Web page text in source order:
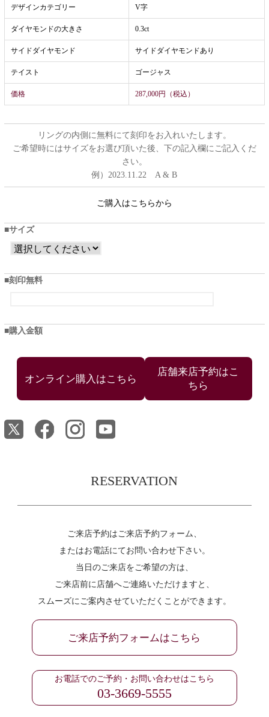
デザインカテゴリー V字
ダイヤモンドの大きさ 0.3ct
サイドダイヤモンド サイドダイヤモンドあり
テイスト ゴージャス
価格 287,000円（税込）
リングの内側に無料にて刻印をお入れいたします。
ご希望時にはサイズをお選び頂いた後、下の記入欄にご記入くだ
さい。
例）2023.11.22 A & B
ご購入はこちらから
サイズ
刻印無料
購入金額
店舗来店予約はこ
ちら
RESERVATION
ご来店予約はご来店予約フォーム、
またはお電話にてお問い合わせ下さい。
当日のご来店をご希望の方は、
ご来店前に店舗へご連絡いただけますと、
スムーズにご案内させていただくことができます。
ご来店予約フォームはこちら
お電話でのご予約・お問い合わせはこちら
03-3669-5555